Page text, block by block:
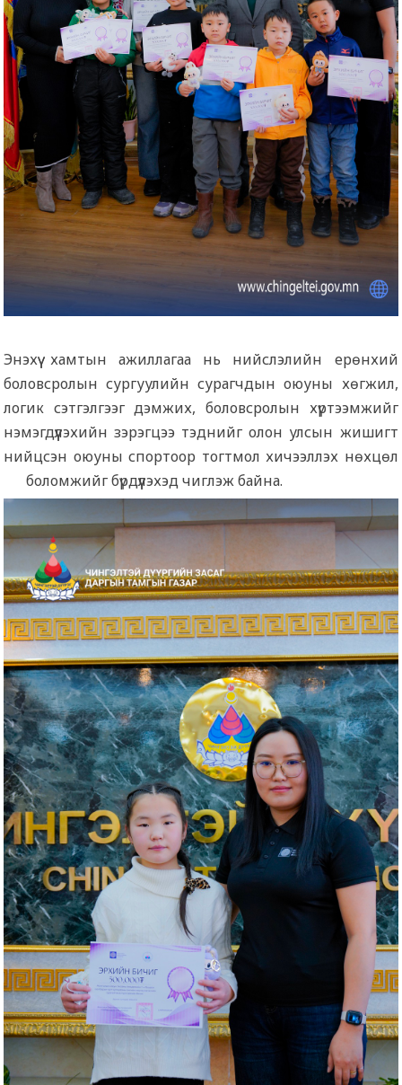
Энэхүү хамтын ажиллагаа нь нийслэлийн ерөнхий
боловсролын сургуулийн сурагчдын оюуны хөгжил,
логик сэтгэлгээг дэмжих, боловсролын хүртээмжийг
нэмэгдүүлэхийн зэрэгцээ тэднийг олон улсын жишигт
нийцсэн оюуны спортоор тогтмол хичээллэх нөхцөл
боломжийг бүрдүүлэхэд чиглэж байна.